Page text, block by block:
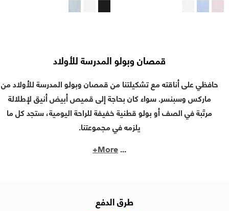
قمصان وبولو المدرسة للأولاد
حافظي على أناقته مع تشكيلتنا من قمصان وبولو المدرسة للأولاد من
ماركس وسبنسر. سواء كان بحاجة إلى قميص أبيض أنيق لإطلالة
مرتّبة في الصف أو بولو قطنية خفيفة للراحة اليومية، ستجد كل ما
يلزمه في مجموعتنا.
...
More+
طرق الدفع